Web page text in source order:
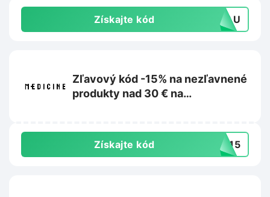
Získajte kód 35AU
Zľavový kód -15% na nezľavnené
produkty nad 30 € na
Získajte kód ED15